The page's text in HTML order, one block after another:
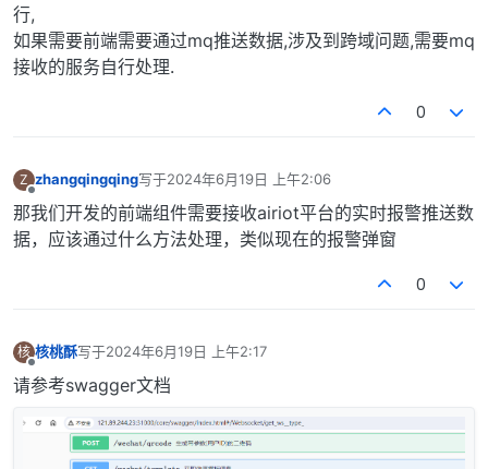
行,
如果需要前端需要通过mq推送数据,涉及到跨域问题,需要mq
接收的服务自行处理.
0
Z zhangqingqing写于2024年6月19日 上午2:06
最后由 编辑
那我们开发的前端组件需要接收airiot平台的实时报警推送数
据，应该通过什么方法处理，类似现在的报警弹窗
0
核 核桃酥写于2024年6月19日 上午2:17
最后由 编辑
请参考swagger文档